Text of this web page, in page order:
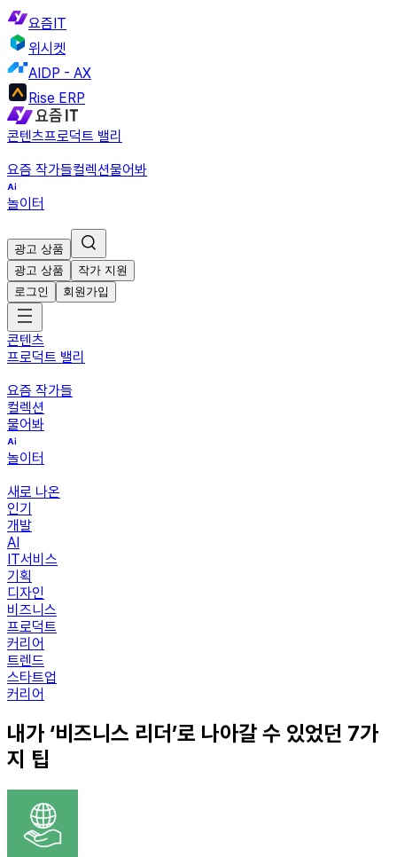
요즘IT
위시켓
AIDP - AX
Rise ERP
콘텐츠프로덕트 밸리
요즘 작가들컬렉션물어봐
놀이터
광고 상품
광고 상품
작가 지원
로그인
회원가입
콘텐츠
프로덕트 밸리
요즘 작가들
컬렉션
물어봐
놀이터
새로 나온
인기
개발
AI
IT서비스
기획
디자인
비즈니스
프로덕트
커리어
트렌드
스타트업
커리어
내가 ‘비즈니스 리더’로 나아갈 수 있었던 7가
지 팁